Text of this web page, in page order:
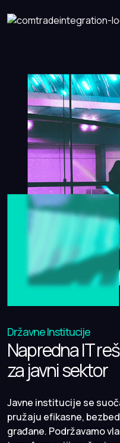
Državne Institucije
Napredna IT
za javni sektor
Javne institucije se
pružaju efikasne,
građane. Podržavamo